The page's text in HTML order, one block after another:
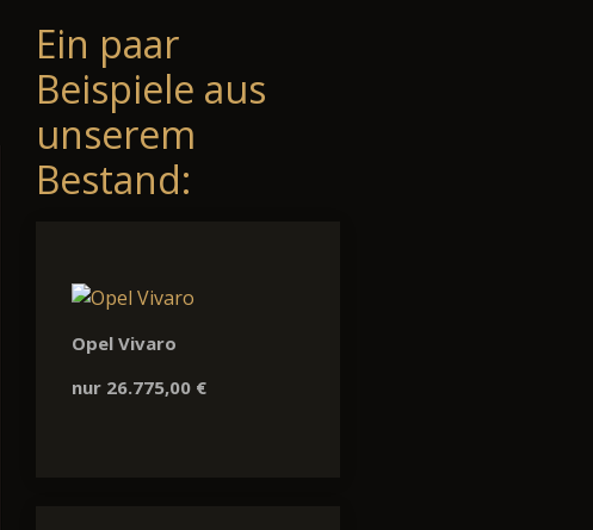
Ein paar
Beispiele aus
unserem
Bestand:
Opel Vivaro
nur 26.775,00 €